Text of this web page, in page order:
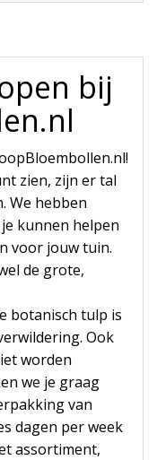
bij
zien, zijn er tal
We hebben
kunnen helpen
voor jouw tuin.
de grote,
botanisch tulp is
Ook
worden
we je graag
van
dagen per week
assortiment,